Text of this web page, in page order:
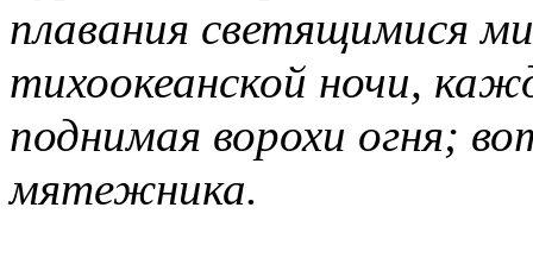
плавания светящимися
тихоокеанской ночи,
поднимая ворохи огня;
мятежника.